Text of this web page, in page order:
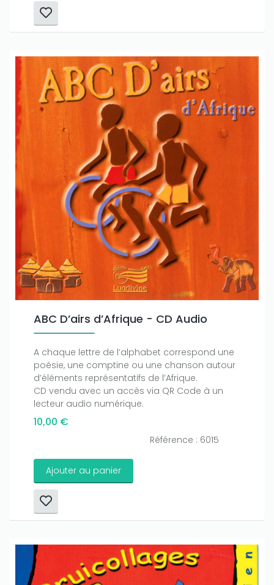
ABC D’airs d’Afrique - CD Audio
A chaque lettre de l’alphabet correspond une
poésie, une comptine ou une chanson autour
d’éléments représentatifs de l’Afrique.
CD vendu avec un accès via QR Code à un
lecteur audio numérique.
10,00 €
Référence : 6015
Ajouter au panier